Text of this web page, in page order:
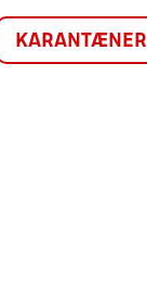
KARANTÆNER